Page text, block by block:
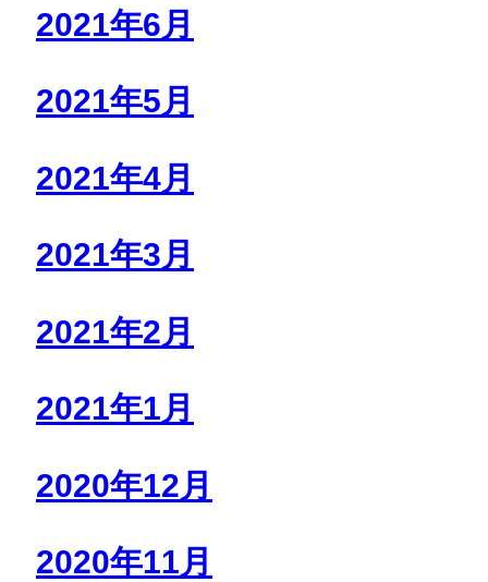
2021年6月
2021年5月
2021年4月
2021年3月
2021年2月
2021年1月
2020年12月
2020年11月